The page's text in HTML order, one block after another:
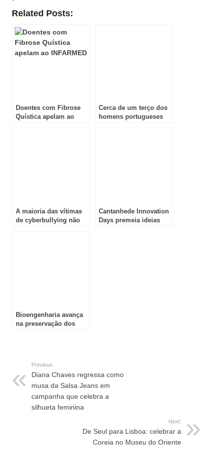
Related Posts:
Doentes com Fibrose
Quística apelam ao
Cerca de um terço dos
homens portugueses
A maioria das vítimas
de cyberbullying não
Cantanhede Innovation
Days premeia ideias
Bioengenharia avança
na preservação dos
espanhóis criam
réplicas tridimensionais
de tecidos humanos
para restaurar a
fertilidade
Previous:
Diana Chaves regressa como
musa da Salsa Jeans em
campanha que celebra a
silhueta feminina
Next:
De Seul para Lisboa: celebrar a
Coreia no Museu do Oriente